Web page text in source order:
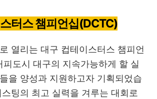
터스 챔피언십(DCTC)
열리는 대구 컵테이스터스 챔피언
피도시 대구의 지속가능하게 할 실
을 양성과 지원하고자 기획되었습
팅의 최고 실력을 겨루는 대회로